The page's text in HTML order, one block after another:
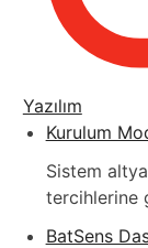
Yazılım
Kurulum
Sistem
tercihlerine
BatSens